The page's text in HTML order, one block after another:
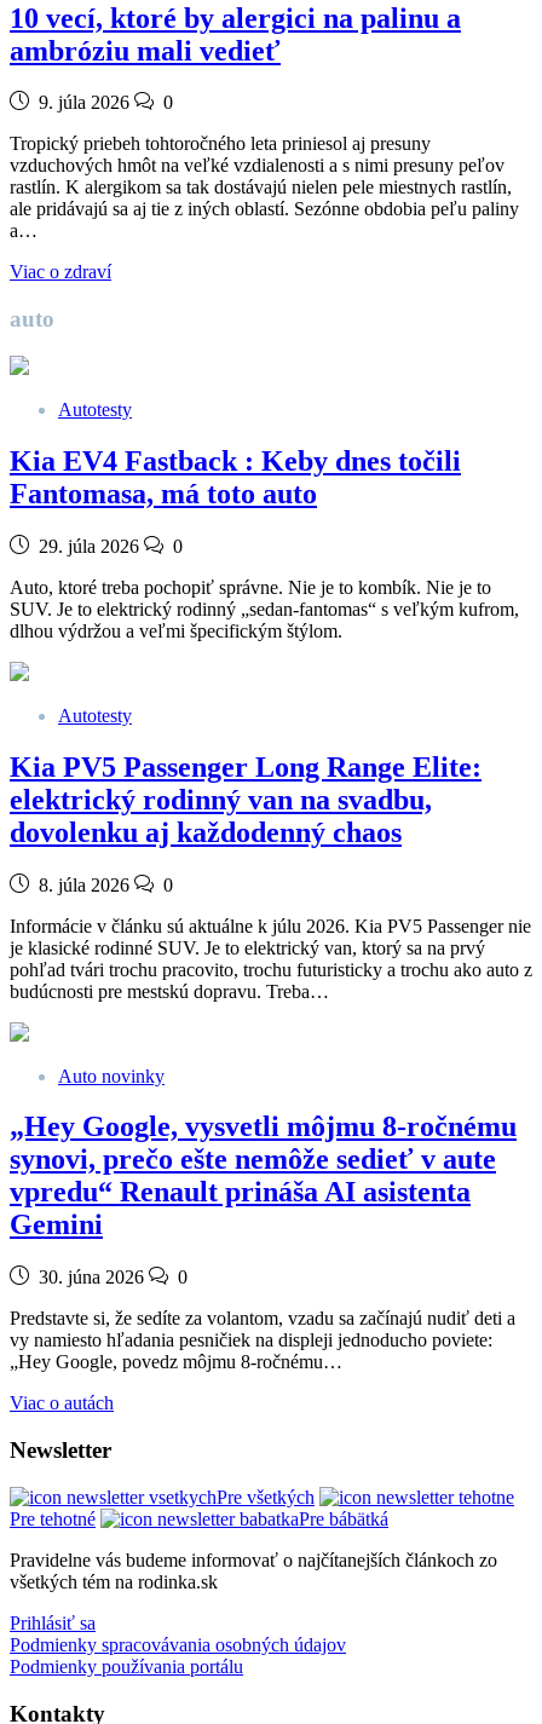
10 vecí, ktoré by alergici na palinu a
ambróziu mali vedieť
9. júla 2026
0
Tropický priebeh tohtoročného leta priniesol aj presuny
vzduchových hmôt na veľké vzdialenosti a s nimi presuny peľov
rastlín. K alergikom sa tak dostávajú nielen pele miestnych rastlín,
ale pridávajú sa aj tie z iných oblastí. Sezónne obdobia peľu paliny
a…
Viac o zdraví
auto
Autotesty
Kia EV4 Fastback : Keby dnes točili
Fantomasa, má toto auto
29. júla 2026
0
Auto, ktoré treba pochopiť správne. Nie je to kombík. Nie je to
SUV. Je to elektrický rodinný „sedan-fantomas“ s veľkým kufrom,
dlhou výdržou a veľmi špecifickým štýlom.
Autotesty
Kia PV5 Passenger Long Range Elite:
elektrický rodinný van na svadbu,
dovolenku aj každodenný chaos
8. júla 2026
0
Informácie v článku sú aktuálne k júlu 2026. Kia PV5 Passenger nie
je klasické rodinné SUV. Je to elektrický van, ktorý sa na prvý
pohľad tvári trochu pracovito, trochu futuristicky a trochu ako auto z
budúcnosti pre mestskú dopravu. Treba…
Auto novinky
„Hey Google, vysvetli môjmu 8-ročnému
synovi, prečo ešte nemôže sedieť v aute
vpredu“ Renault prináša AI asistenta
Gemini
30. júna 2026
0
Predstavte si, že sedíte za volantom, vzadu sa začínajú nudiť deti a
vy namiesto hľadania pesničiek na displeji jednoducho poviete:
„Hey Google, povedz môjmu 8-ročnému…
Viac o autách
Newsletter
Pre všetkých
Pre tehotné
Pre bábätká
Pravidelne vás budeme informovať o najčítanejších článkoch zo
všetkých tém na rodinka.sk
Prihlásiť sa
Podmienky spracovávania osobných údajov
Podmienky používania portálu
Kontakty